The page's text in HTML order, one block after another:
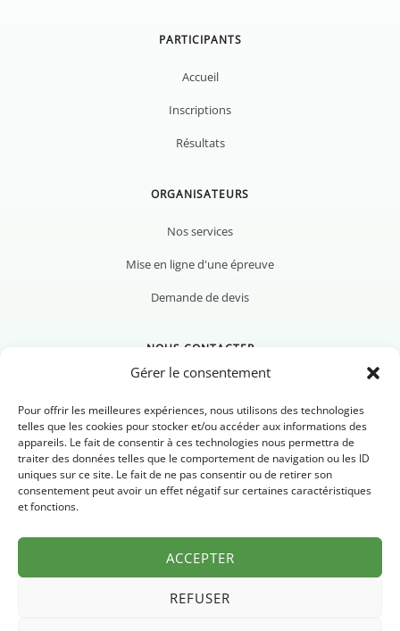
Gérer le consentement
Pour offrir les meilleures expériences, nous utilisons des technologies
telles que les cookies pour stocker et/ou accéder aux informations des
appareils. Le fait de consentir à ces technologies nous permettra de
traiter des données telles que le comportement de navigation ou les ID
uniques sur ce site. Le fait de ne pas consentir ou de retirer son
consentement peut avoir un effet négatif sur certaines caractéristiques
et fonctions.
ACCEPTER
REFUSER
PARTICIPANTS
Accueil
Inscriptions
Résultats
ORGANISATEURS
Nos services
Mise en ligne d'une épreuve
Demande de devis
NOUS CONTACTER
Nous contacter
Newsletter